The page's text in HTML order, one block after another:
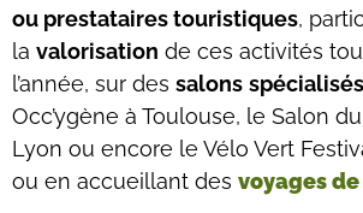
ou prestataires touristiques,
la valorisation de ces activités
l’année, sur des salons spécialisés
Occ’ygène à Toulouse, le Salon
Lyon ou encore le Vélo Vert
ou en accueillant des voyages